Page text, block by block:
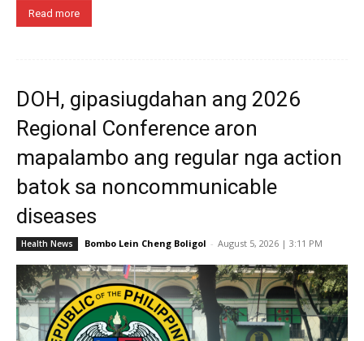
Read more
DOH, gipasiugdahan ang 2026
Regional Conference aron
mapalambo ang regular nga action
batok sa noncommunicable
diseases
Health News Bombo Lein Cheng Boligol - August 5, 2026 | 3:11 PM